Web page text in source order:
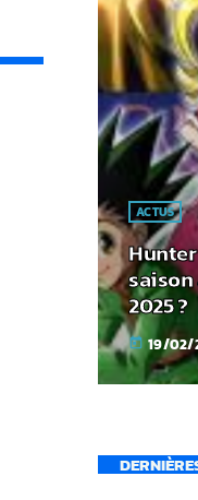
ACTUS
saison
2025 ?
today 19/02/